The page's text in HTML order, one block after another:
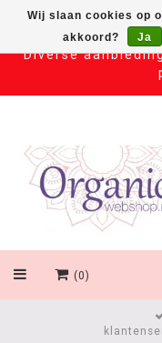
Diverse
(0)
Wij slaan cookies op
akkoord?
Ja